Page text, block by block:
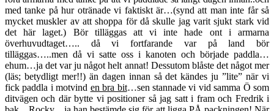
med tanke på hur otränade vi faktiskt är…(synd att man inte får så
mycket muskler av att shoppa för då skulle jag varit sjukt stark vid
det här laget.) Bör tilläggas att vi inte hade ont i armarna
överhuvudtaget….. då vi fortfarande var på land bör
tilläggas…..men då vi satte oss i kanoten och började paddla…
ehum…ja det var ju något helt annat! Dessutom blåste det något mer
(läs; betydligt mer!!) än dagen innan så det kändes ju ”lite” när vi
fick paddla i motvind en bra bit…sen stannade vi vid samma Ö som
ditvägen och där bytte vi positioner så jag satt i fram och Fredrik i